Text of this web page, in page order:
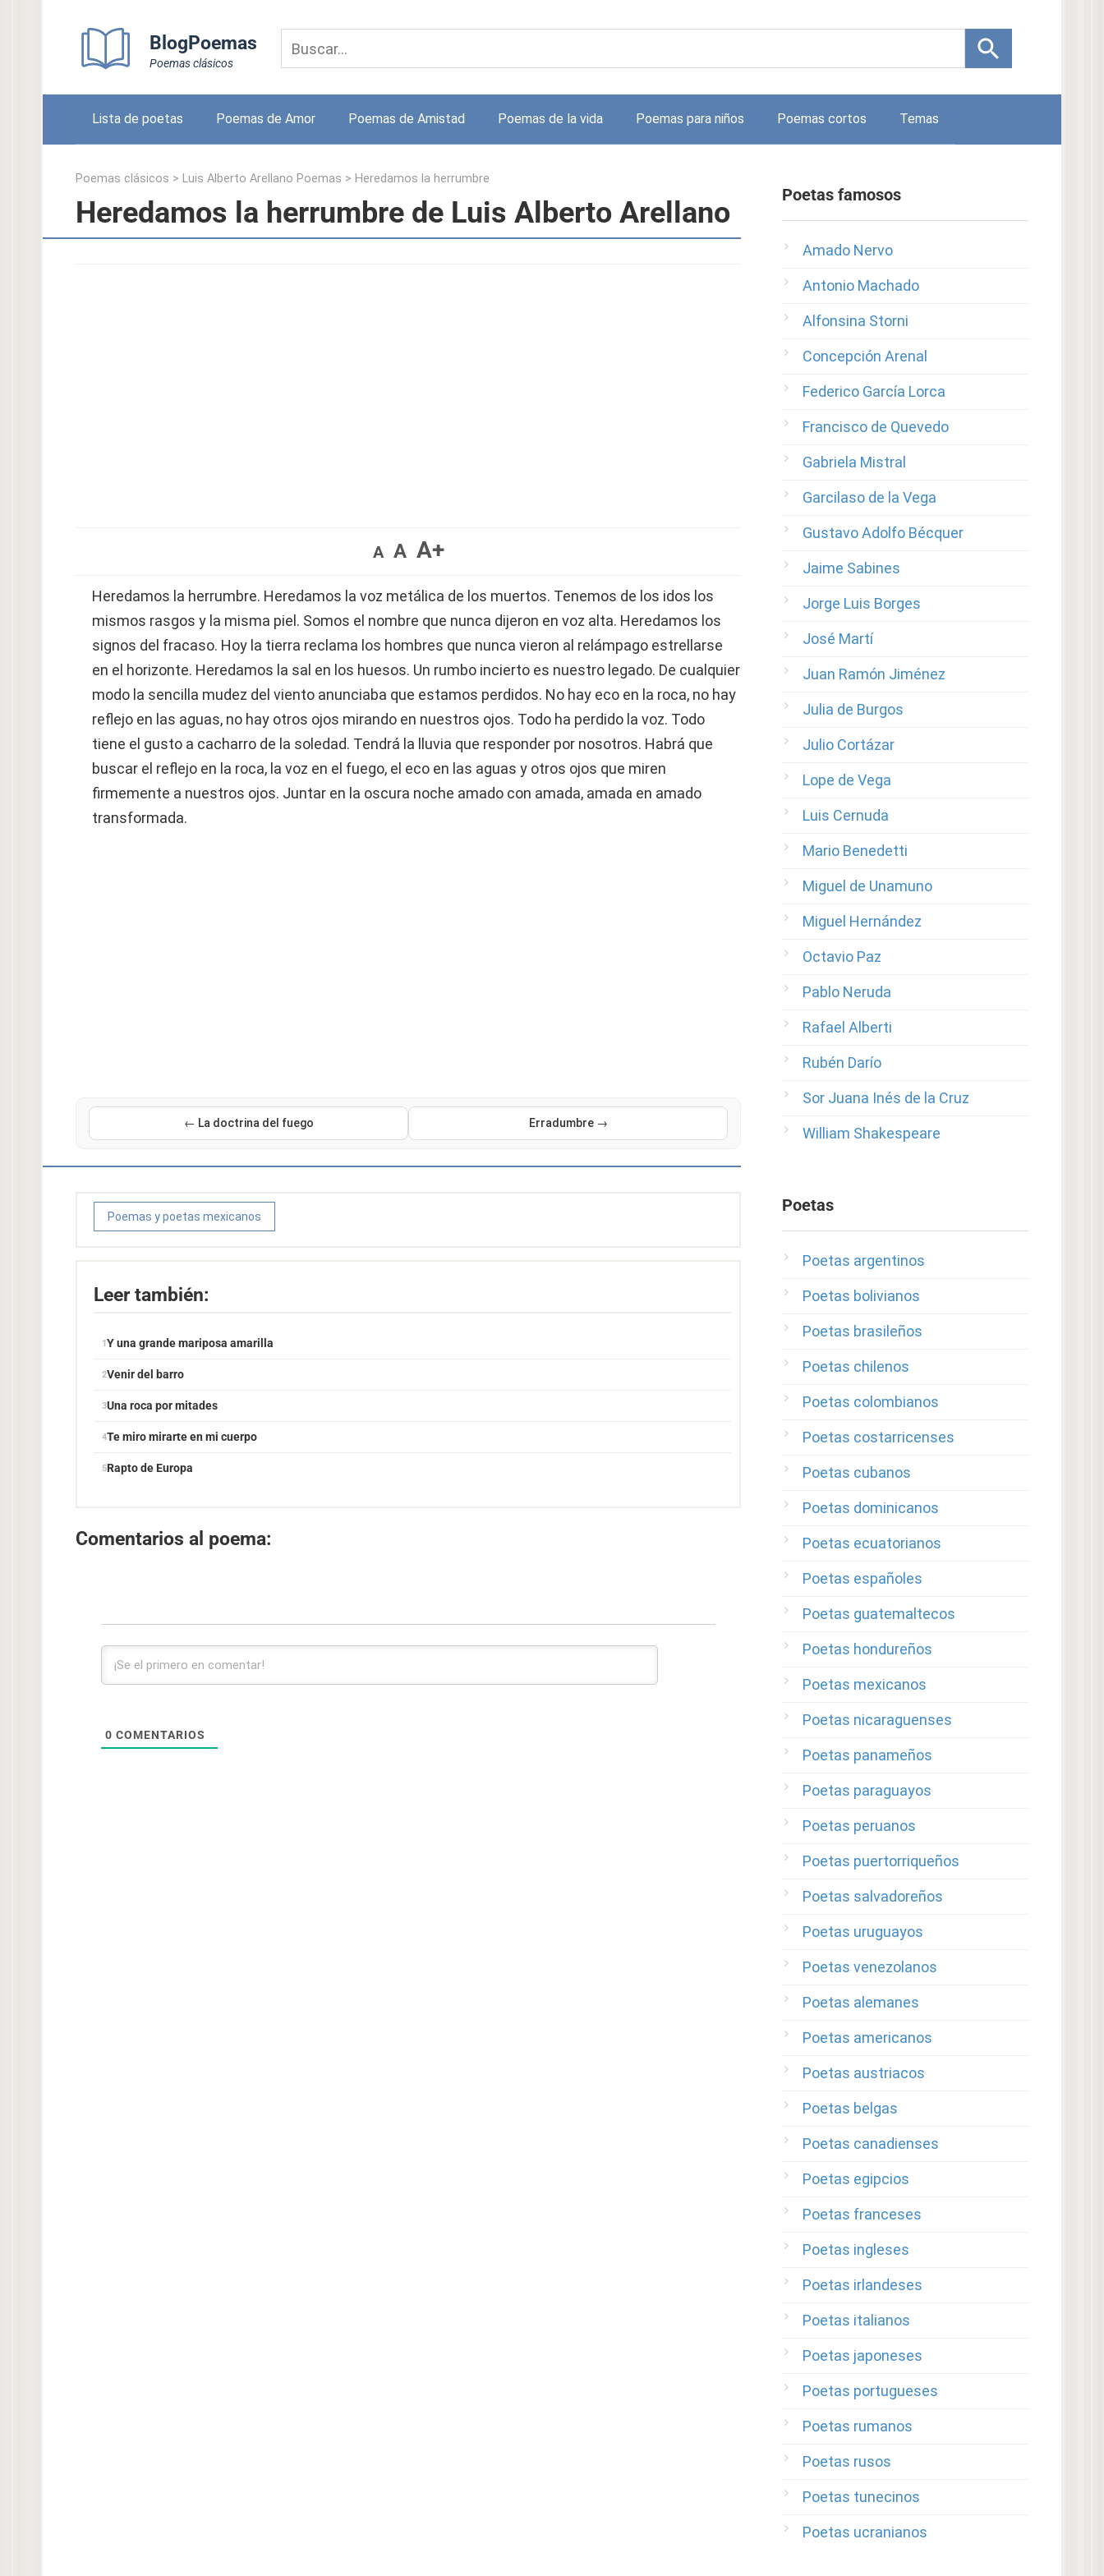
BlogPoemas
Poemas clásicos
Lista de poetas Poemas de Amor Poemas de Amistad Poemas de la vida Poemas para niños Poemas cortos Temas
Poemas clásicos > Luis Alberto Arellano Poemas > Heredamos la herrumbre
Heredamos la herrumbre de Luis Alberto Arellano
A A A+
Heredamos la herrumbre. Heredamos la voz metálica de los muertos. Tenemos de los idos los
mismos rasgos y la misma piel. Somos el nombre que nunca dijeron en voz alta. Heredamos los
signos del fracaso. Hoy la tierra reclama los hombres que nunca vieron al relámpago estrellarse
en el horizonte. Heredamos la sal en los huesos. Un rumbo incierto es nuestro legado. De cualquier
modo la sencilla mudez del viento anunciaba que estamos perdidos. No hay eco en la roca, no hay
reflejo en las aguas, no hay otros ojos mirando en nuestros ojos. Todo ha perdido la voz. Todo
tiene el gusto a cacharro de la soledad. Tendrá la lluvia que responder por nosotros. Habrá que
buscar el reflejo en la roca, la voz en el fuego, el eco en las aguas y otros ojos que miren
firmemente a nuestros ojos. Juntar en la oscura noche amado con amada, amada en amado
transformada.
← La doctrina del fuego Erradumbre →
Poemas y poetas mexicanos
Leer también:
Y una grande mariposa amarilla
Venir del barro
Una roca por mitades
Te miro mirarte en mi cuerpo
Rapto de Europa
Comentarios al poema:
0 COMENTARIOS
Poetas famosos
Amado Nervo
Antonio Machado
Alfonsina Storni
Concepción Arenal
Federico García Lorca
Francisco de Quevedo
Gabriela Mistral
Garcilaso de la Vega
Gustavo Adolfo Bécquer
Jaime Sabines
Jorge Luis Borges
José Martí
Juan Ramón Jiménez
Julia de Burgos
Julio Cortázar
Lope de Vega
Luis Cernuda
Mario Benedetti
Miguel de Unamuno
Miguel Hernández
Octavio Paz
Pablo Neruda
Rafael Alberti
Rubén Darío
Sor Juana Inés de la Cruz
William Shakespeare
Poetas
Poetas argentinos
Poetas bolivianos
Poetas brasileños
Poetas chilenos
Poetas colombianos
Poetas costarricenses
Poetas cubanos
Poetas dominicanos
Poetas ecuatorianos
Poetas españoles
Poetas guatemaltecos
Poetas hondureños
Poetas mexicanos
Poetas nicaraguenses
Poetas panameños
Poetas paraguayos
Poetas peruanos
Poetas puertorriqueños
Poetas salvadoreños
Poetas uruguayos
Poetas venezolanos
Poetas alemanes
Poetas americanos
Poetas austriacos
Poetas belgas
Poetas canadienses
Poetas egipcios
Poetas franceses
Poetas ingleses
Poetas irlandeses
Poetas italianos
Poetas japoneses
Poetas portugueses
Poetas rumanos
Poetas rusos
Poetas tunecinos
Poetas ucranianos